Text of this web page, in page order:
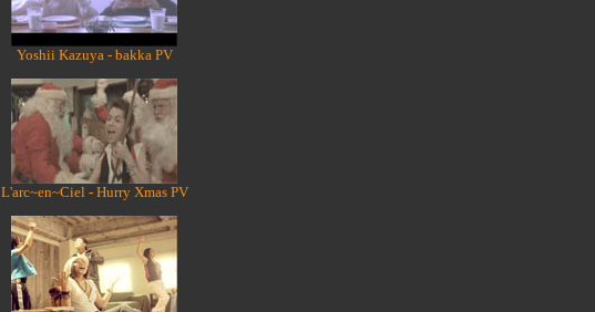
Yoshii Kazuya - bakka PV
L'arc~en~Ciel - Hurry Xmas PV